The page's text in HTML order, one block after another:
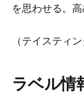
を思わせる。
（テイスティ
ラベル情